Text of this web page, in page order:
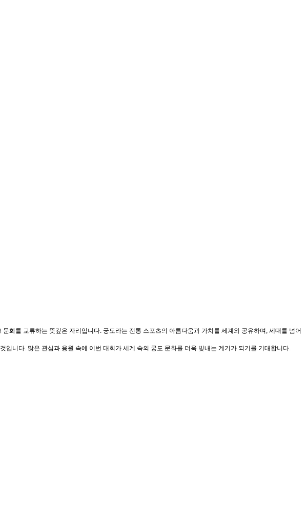
화를 교류하는 뜻깊은 자리입니다. 궁도라는 전통 스포츠의 아름다움과 가치를 세계와 공유하며, 세대를 넘어
니다. 많은 관심과 응원 속에 이번 대회가 세계 속의 궁도 문화를 더욱 빛내는 계기가 되기를 기대합니다.